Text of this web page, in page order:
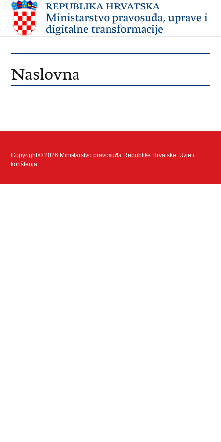
Naslovna
Copyright © 2026 Ministarstvo pravosuđa Republike Hrvatske. Uvjeti
korištenja.